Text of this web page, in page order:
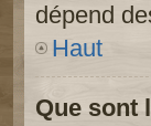
dépend
Haut
Que sont